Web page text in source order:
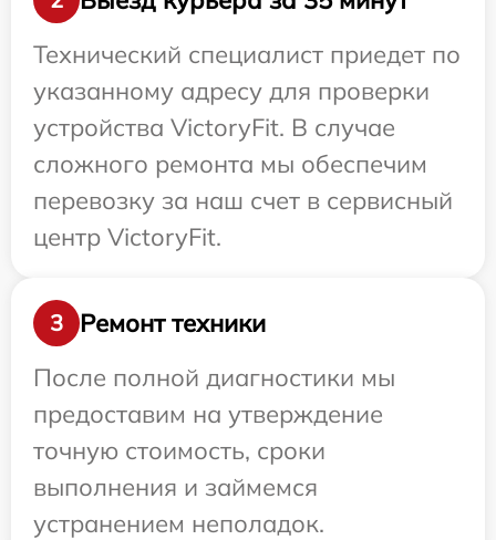
Технический специалист приедет по
указанному адресу для проверки
устройства VictoryFit. В случае
сложного ремонта мы обеспечим
перевозку за наш счет в сервисный
центр VictoryFit.
3
Ремонт техники
После полной диагностики мы
предоставим на утверждение
точную стоимость, сроки
выполнения и займемся
устранением неполадок.